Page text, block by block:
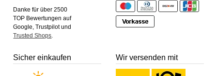
Danke für über 2500
TOP Bewertungen auf
Google, Trustpilot und
Trusted Shops.
Sicher einkaufen Wir versenden mit